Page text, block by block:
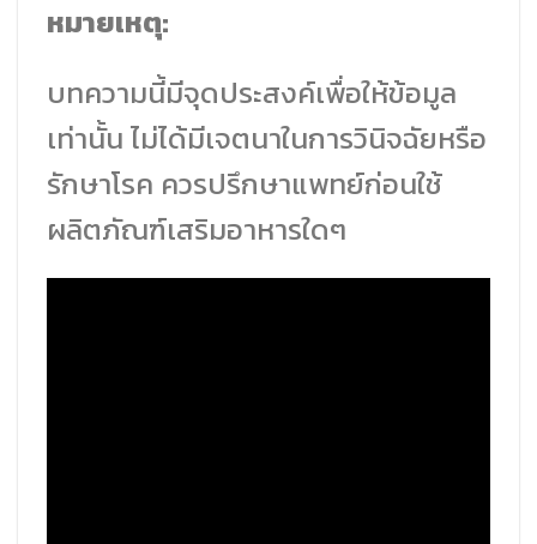
หมายเหตุ:
บทความนี้มีจุดประสงค์เพื่อให้ข้อมูล
เท่านั้น ไม่ได้มีเจตนาในการวินิจฉัยหรือ
รักษาโรค ควรปรึกษาแพทย์ก่อนใช้
ผลิตภัณฑ์เสริมอาหารใดๆ